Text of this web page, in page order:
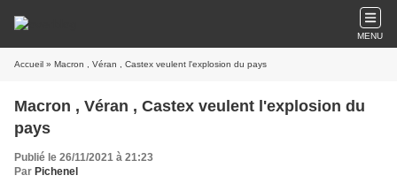
MENU
Accueil » Macron , Véran , Castex veulent l'explosion du pays
Macron , Véran , Castex veulent l'explosion du
pays
Publié le 26/11/2021 à 21:23
Par Pichenel